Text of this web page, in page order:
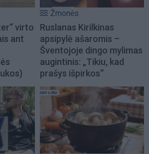
virto
ant
Žmonės
Ruslanas Kirilkinas
apsipylė ašaromis –
Šventojoje dingo mylimas
augintinis: „Tikiu, kad
prašys išpirkos“